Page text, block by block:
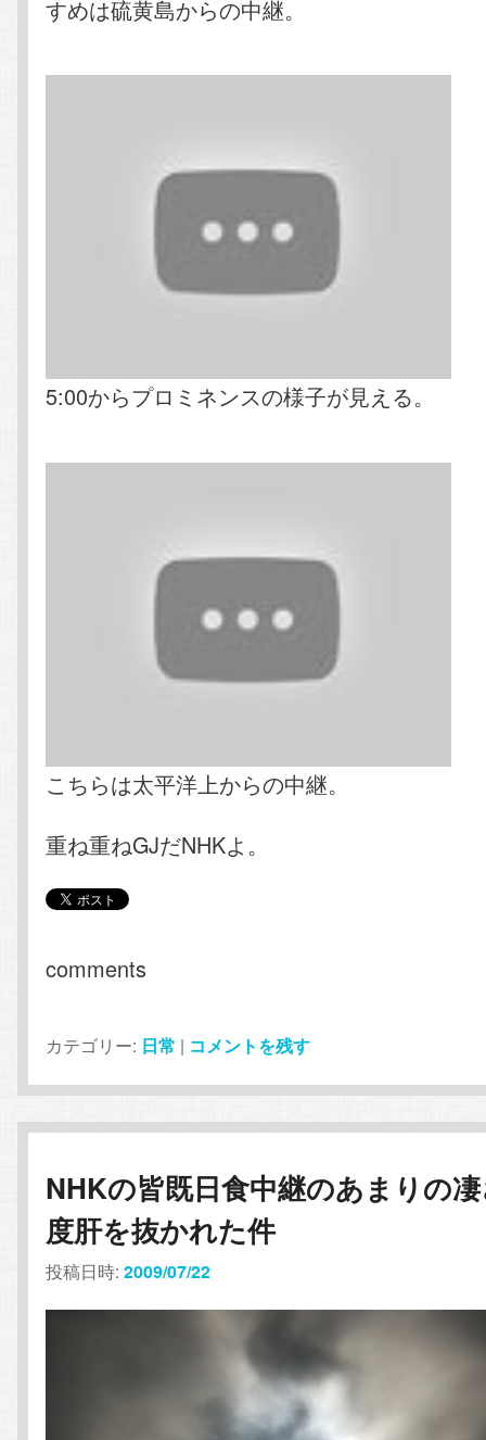
すめは硫黄島からの中継。
5:00からプロミネンスの様子が見える。
こちらは太平洋上からの中継。
重ね重ねGJだNHKよ。
comments
カテゴリー: 日常 | コメントを残す
NHKの皆既日食中継のあまりの
度肝を抜かれた件
投稿日時:2009/07/22